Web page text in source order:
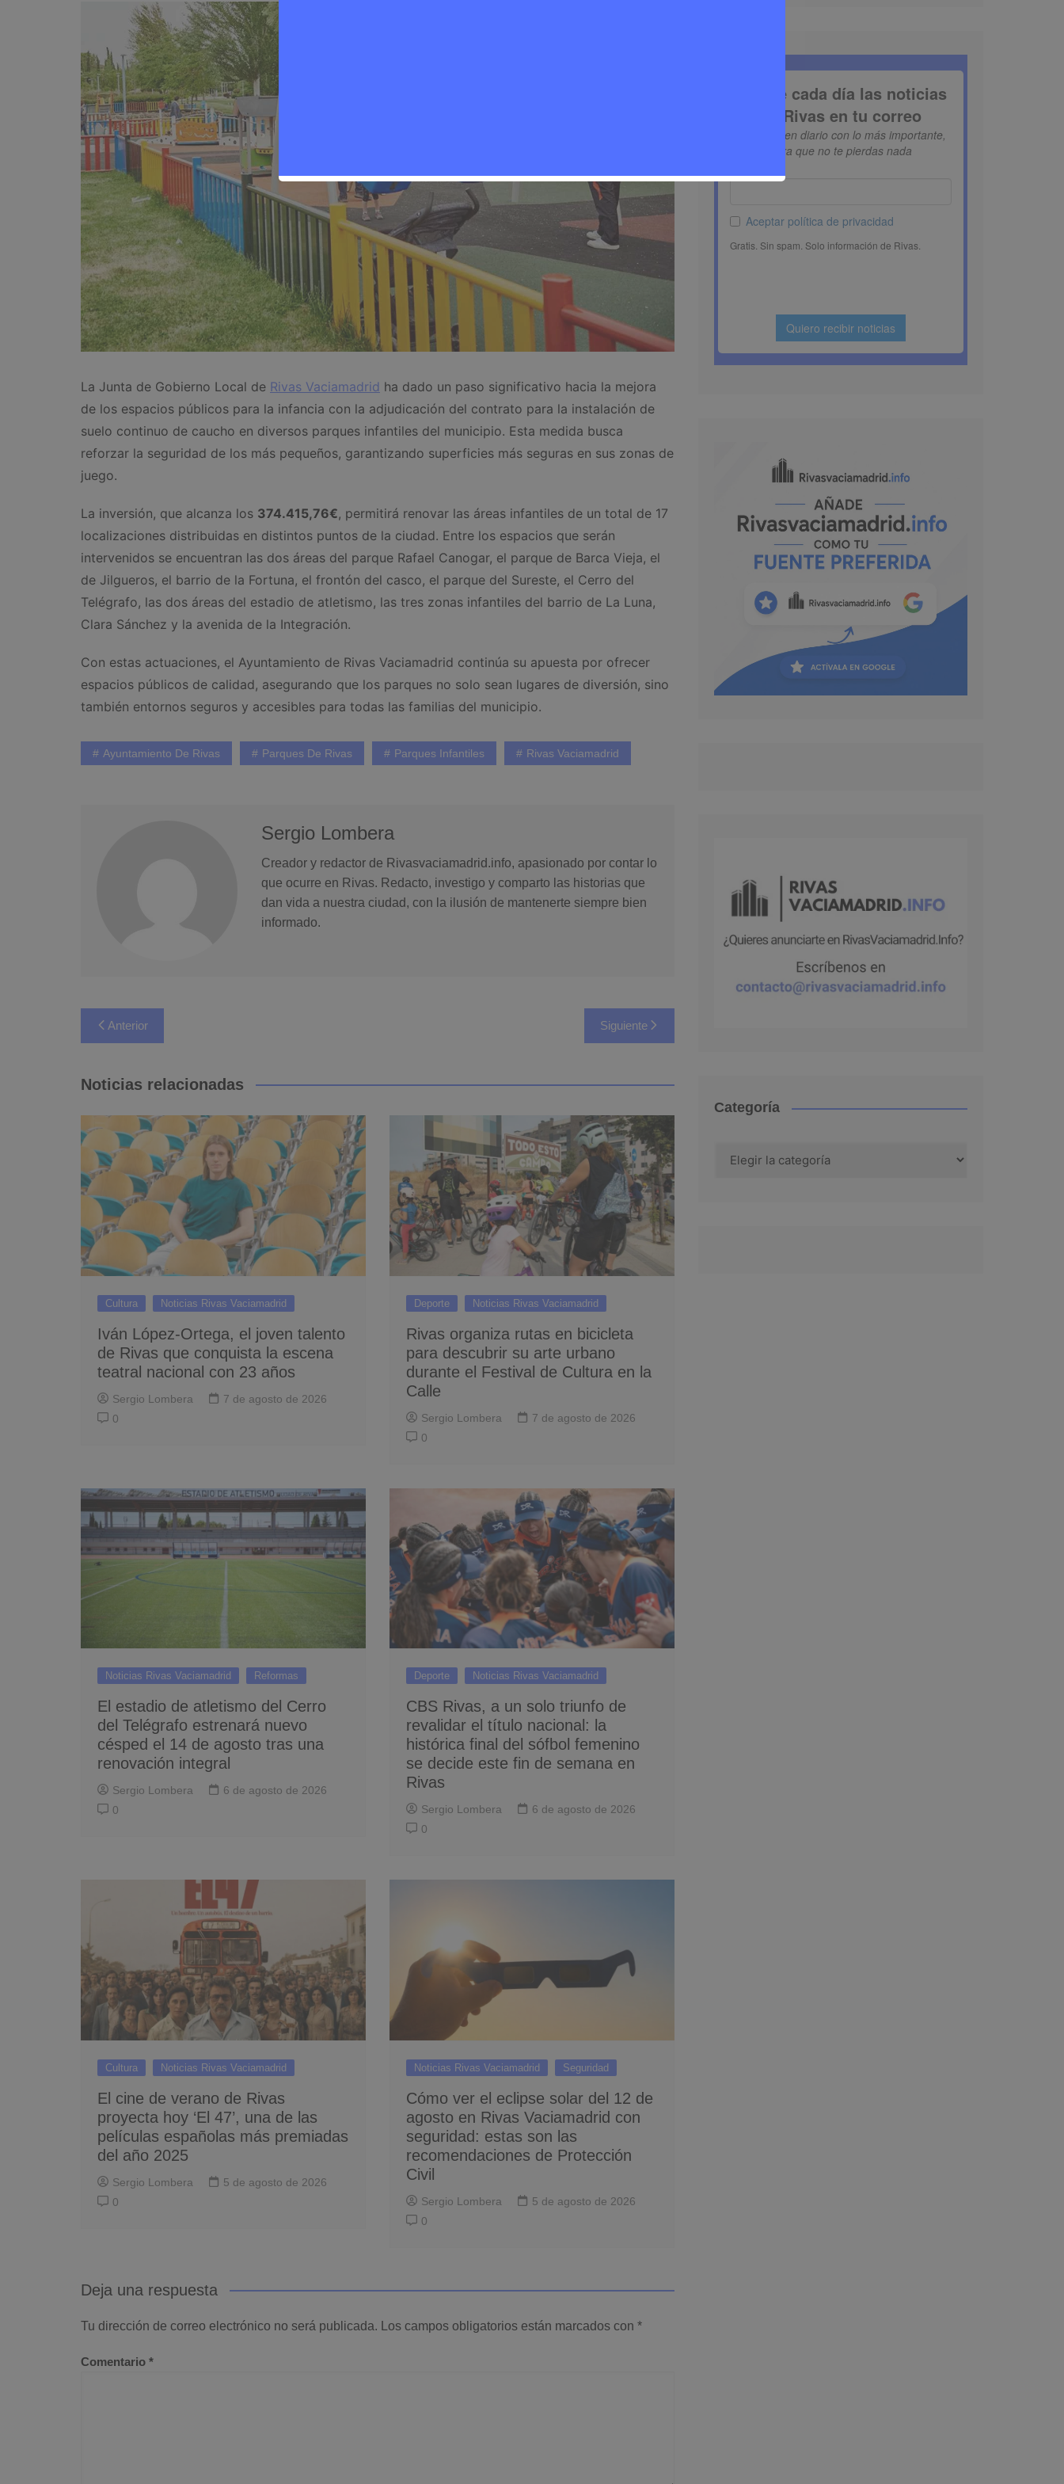
La Junta de Gobierno Local de Rivas Vaciamadrid ha dado un paso significativo hacia la mejora
de los espacios públicos para la infancia con la adjudicación del contrato para la instalación de
suelo continuo de caucho en diversos parques infantiles del municipio. Esta medida busca
reforzar la seguridad de los más pequeños, garantizando superficies más seguras en sus zonas de
juego.
La inversión, que alcanza los 374.415,76€, permitirá renovar las áreas infantiles de un total de 17
localizaciones distribuidas en distintos puntos de la ciudad. Entre los espacios que serán
intervenidos se encuentran las dos áreas del parque Rafael Canogar, el parque de Barca Vieja, el
de Jilgueros, el barrio de la Fortuna, el frontón del casco, el parque del Sureste, el Cerro del
Telégrafo, las dos áreas del estadio de atletismo, las tres zonas infantiles del barrio de La Luna,
Clara Sánchez y la avenida de la Integración.
Con estas actuaciones, el Ayuntamiento de Rivas Vaciamadrid continúa su apuesta por ofrecer
espacios públicos de calidad, asegurando que los parques no solo sean lugares de diversión, sino
también entornos seguros y accesibles para todas las familias del municipio.
Ayuntamiento De Rivas Parques De Rivas Parques Infantiles Rivas Vaciamadrid
Sergio Lombera
Creador y redactor de Rivasvaciamadrid.info, apasionado por contar lo
que ocurre en Rivas. Redacto, investigo y comparto las historias que
dan vida a nuestra ciudad, con la ilusión de mantenerte siempre bien
informado.
Navegación
de
entradas
Anterior Siguiente
Noticias relacionadas
Cultura Noticias Rivas Vaciamadrid
Iván López-Ortega, el joven talento
de Rivas que conquista la escena
teatral nacional con 23 años
Sergio Lombera
7 de agosto de 2026
0
Deporte Noticias Rivas Vaciamadrid
Rivas organiza rutas en bicicleta
para descubrir su arte urbano
durante el Festival de Cultura en la
Calle
Sergio Lombera
7 de agosto de 2026
0
Noticias Rivas Vaciamadrid Reformas
El estadio de atletismo del Cerro
del Telégrafo estrenará nuevo
césped el 14 de agosto tras una
renovación integral
Sergio Lombera
6 de agosto de 2026
0
Deporte Noticias Rivas Vaciamadrid
CBS Rivas, a un solo triunfo de
revalidar el título nacional: la
histórica final del sófbol femenino
se decide este fin de semana en
Rivas
Sergio Lombera
6 de agosto de 2026
0
Cultura Noticias Rivas Vaciamadrid
El cine de verano de Rivas
proyecta hoy ‘El 47’, una de las
películas españolas más premiadas
del año 2025
Sergio Lombera
5 de agosto de 2026
0
Noticias Rivas Vaciamadrid Seguridad
Cómo ver el eclipse solar del 12 de
agosto en Rivas Vaciamadrid con
seguridad: estas son las
recomendaciones de Protección
Civil
Sergio Lombera
5 de agosto de 2026
0
Deja una respuesta
Tu dirección de correo electrónico no será publicada. Los campos obligatorios están marcados con *
Comentario *
Categoría